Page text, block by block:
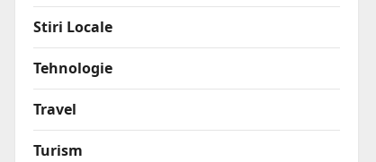
Stiri Locale
Tehnologie
Travel
Turism